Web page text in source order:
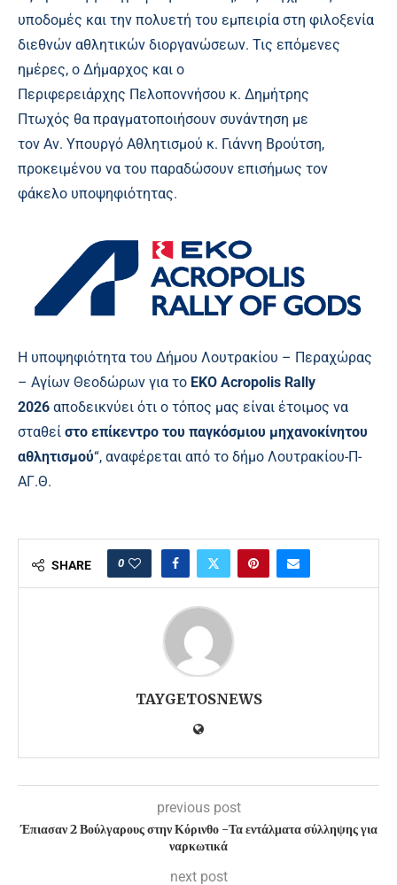
υποδομές και την πολυετή του εμπειρία στη φιλοξενία
διεθνών αθλητικών διοργανώσεων. Τις επόμενες
ημέρες, ο Δήμαρχος και ο
Περιφερειάρχης Πελοποννήσου κ. Δημήτρης
Πτωχός θα πραγματοποιήσουν συνάντηση με
τον Αν. Υπουργό Αθλητισμού κ. Γιάννη Βρούτση,
προκειμένου να του παραδώσουν επισήμως τον
φάκελο υποψηφιότητας.
Η υποψηφιότητα του Δήμου Λουτρακίου – Περαχώρας
– Αγίων Θεοδώρων για το EKO Acropolis Rally
2026 αποδεικνύει ότι ο τόπος μας είναι έτοιμος να
σταθεί στο επίκεντρο του παγκόσμιου μηχανοκίνητου
αθλητισμού“, αναφέρεται από το δήμο Λουτρακίου-Π-
ΑΓ.Θ.
SHARE 0
TAYGETOSNEWS
previous post
Έπιασαν 2 Βούλγαρους στην Κόρινθο -Τα εντάλματα σύλληψης για
ναρκωτικά
next post